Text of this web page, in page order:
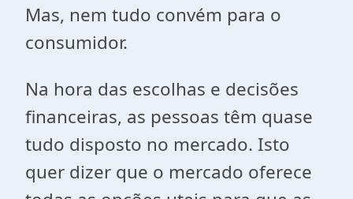
Mas, nem tudo convém para o
consumidor.
Na hora das escolhas e decisões
financeiras, as pessoas têm quase
tudo disposto no mercado. Isto
quer dizer que o mercado oferece